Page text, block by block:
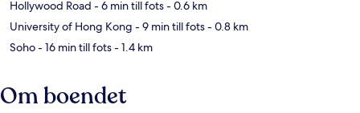
Hollywood Road - 6 min till fots- 0.6 km
University of Hong Kong - 9 min till fots- 0.8 km
Soho- 16 min till fots- 1.4 km
Om boendet